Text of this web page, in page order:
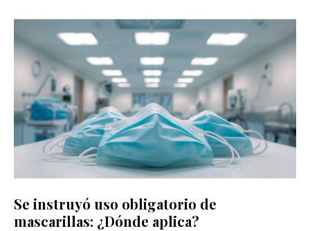
Se instruyó uso obligatorio de
mascarillas: ¿Dónde aplica?